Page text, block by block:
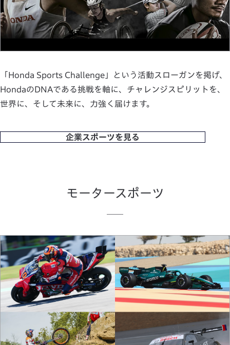
「Honda Sports Challenge」という活動スローガンを掲げ、
HondaのDNAである挑戦を軸に、チャレンジスピリットを、
世界に、そして未来に、力強く届けます。
企業スポーツを見る
モータースポーツ